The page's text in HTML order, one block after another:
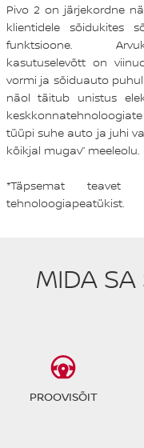
Pivo 2 on järjekordne
klientidele sõidukites
funktsioone.
kasutuselevõtt on
vormi ja sõiduauto
näol täitub unistus
tüüpi suhe auto ja juhi
kõikjal mugav” meeleolu.
*Täpsemat teavet
tehnoloogiapeatükist.
MIDA
PROOVISÕIT